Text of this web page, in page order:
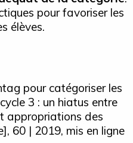
pour favoriser les
élèves.
pour catégoriser les
3 : un hiatus entre
appropriations des
60 | 2019, mis en ligne